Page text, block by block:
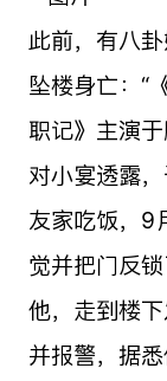
此前，有八
坠楼身亡：“
职记》主演
对小宴透露
友家吃饭，9
觉并把门反
他，走到楼
并报警，据